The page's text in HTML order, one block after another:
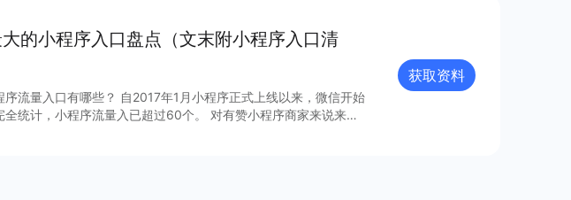
的小程序入口盘点（文末附小程序入口清
流量入口有哪些？ 自2017年1月小程序正式上线以来，微信开始
全统计，小程序流量入已超过60个。 对有赞小程序商家来说来
获取资料